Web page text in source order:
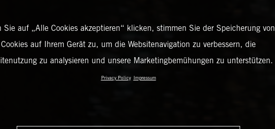
Sie auf „Alle Cookies akzeptieren“ klicken, stimmen Sie der Speicherung von
Cookies auf Ihrem Gerät zu, um die Websitenavigation zu verbessern, die
zu analysieren und unsere Marketingbemühungen zu unterstützen.
Privacy Policy Impressum